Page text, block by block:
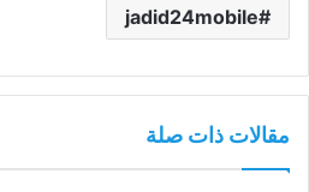
jadid24mobile
مقالات ذات صلة